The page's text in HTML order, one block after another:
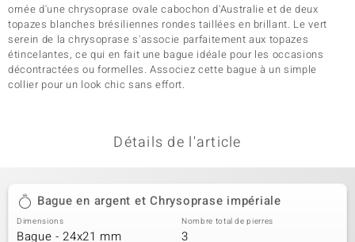
ornée d'une chrysoprase ovale cabochon d'Australie et de deux
topazes blanches brésiliennes rondes taillées en brillant. Le vert
serein de la chrysoprase s'associe parfaitement aux topazes
étincelantes, ce qui en fait une bague idéale pour les occasions
décontractées ou formelles. Associez cette bague à un simple
collier pour un look chic sans effort.
Détails de l'article
Bague en argent et Chrysoprase impériale
Dimensions
Bague - 24x21 mm
Nombre total de pierres
3